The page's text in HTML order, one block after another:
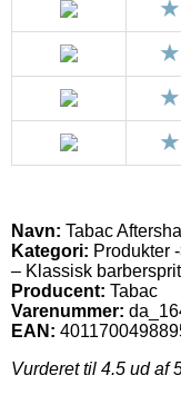
Navn: Tabac
Kategori: Produkter
– Klassisk barbersprit
Producent: Tabac
Varenummer:
EAN:
Vurderet til 4.5 ud af